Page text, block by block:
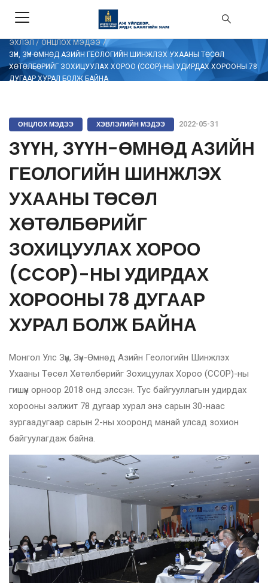
ЭХЛЭЛ / ОНЦЛОХ МЭДЭЭ/
ЗҮҮН, ЗҮҮН-ӨМНӨД АЗИЙН ГЕОЛОГИЙН ШИНЖЛЭХ УХААНЫ ТӨСӨЛ
ХӨТӨЛБӨРИЙГ ЗОХИЦУУЛАХ ХОРОО (CCOP)-НЫ УДИРДАХ ХОРООНЫ 78
ДУГААР ХУРАЛ БОЛЖ БАЙНА
ОНЦЛОХ МЭДЭЭ ХЭВЛЭЛИЙН МЭДЭЭ 2022-05-31
ЗҮҮН, ЗҮҮН-ӨМНӨД АЗИЙН
ГЕОЛОГИЙН ШИНЖЛЭХ
УХААНЫ ТӨСӨЛ
ХӨТӨЛБӨРИЙГ
ЗОХИЦУУЛАХ ХОРОО
(CCOP)-НЫ УДИРДАХ
ХОРООНЫ 78 ДУГААР
ХУРАЛ БОЛЖ БАЙНА
Монгол Улс Зүүн, Зүүн-Өмнөд Азийн Геологийн Шинжлэх
Ухааны Төсөл Хөтөлбөрийг Зохицуулах Хороо (CCOP)-ны
гишүүн орноор 2018 онд элссэн. Тус байгууллагын удирдах
хорооны ээлжит 78 дугаар хурал энэ сарын 30-наас
зургаадугаар сарын 2-ны хооронд манай улсад зохион
байгуулагдаж байна.